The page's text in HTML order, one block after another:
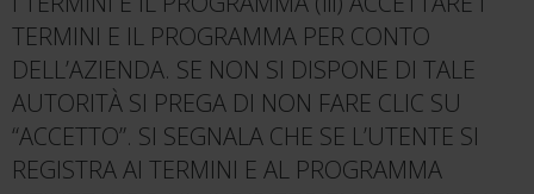
TERMINI E IL PROGRAMMA PER CONTO
DELL’AZIENDA. SE NON SI DISPONE DI TALE
AUTORITÀ SI PREGA DI NON FARE CLIC SU
“ACCETTO”. SI SEGNALA CHE SE L’UTENTE SI
REGISTRA AI TERMINI E AL PROGRAMMA